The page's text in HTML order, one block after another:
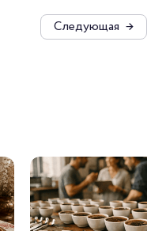
Следующая →